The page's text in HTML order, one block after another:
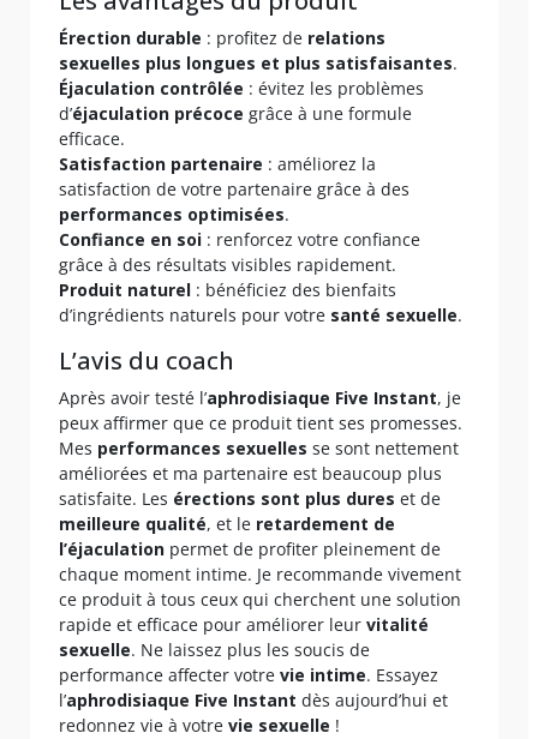
Érection durable : profitez de relations
sexuelles plus longues et plus satisfaisantes.
Éjaculation contrôlée : évitez les problèmes
d’éjaculation précoce grâce à une formule
efficace.
Satisfaction partenaire : améliorez la
satisfaction de votre partenaire grâce à des
performances optimisées.
Confiance en soi : renforcez votre confiance
grâce à des résultats visibles rapidement.
Produit naturel : bénéficiez des bienfaits
d’ingrédients naturels pour votre santé sexuelle.
L’avis du coach
Après avoir testé l’aphrodisiaque Five Instant, je
peux affirmer que ce produit tient ses promesses.
Mes performances sexuelles se sont nettement
améliorées et ma partenaire est beaucoup plus
satisfaite. Les érections sont plus dures et de
meilleure qualité, et le retardement de
l’éjaculation permet de profiter pleinement de
chaque moment intime. Je recommande vivement
ce produit à tous ceux qui cherchent une solution
rapide et efficace pour améliorer leur vitalité
sexuelle. Ne laissez plus les soucis de
performance affecter votre vie intime. Essayez
l’aphrodisiaque Five Instant dès aujourd’hui et
redonnez vie à votre vie sexuelle !